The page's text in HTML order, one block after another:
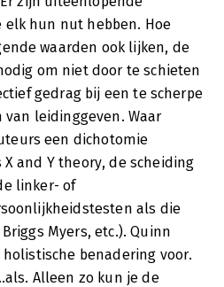
hun nut hebben. Hoe
waarden ook lijken, de
om niet door te schieten
gedrag bij een te scherpe
leidinggeven. Waar
een dichotomie
and Y theory, de scheiding
linker- of
als die
Myers, etc.). Quinn
benadering voor.
Alleen zo kun je de